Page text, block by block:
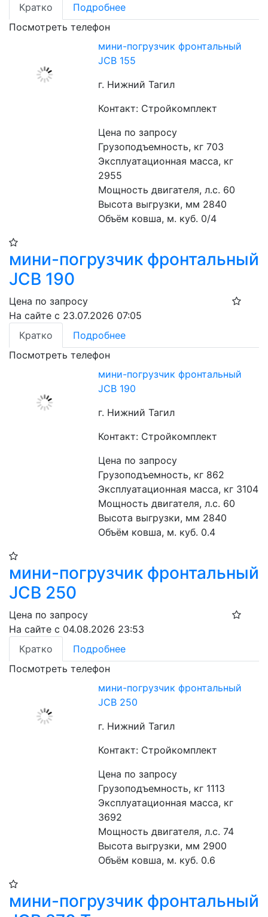
Кратко
Подробнее
Посмотреть телефон
мини-погрузчик фронтальный
JCB 155
г. Нижний Тагил
Контакт: Стройкомплект
Цена по запросу
Грузоподъемность, кг 703
Эксплуатационная масса, кг
2955
Мощность двигателя, л.с. 60
Высота выгрузки, мм 2840
Объём ковша, м. куб. 0/4
мини-погрузчик фронтальный
JCB 190
Цена по запросу
На сайте с 23.07.2026 07:05
Кратко
Подробнее
Посмотреть телефон
мини-погрузчик фронтальный
JCB 190
г. Нижний Тагил
Контакт: Стройкомплект
Цена по запросу
Грузоподъемность, кг 862
Эксплуатационная масса, кг 3104
Мощность двигателя, л.с. 60
Высота выгрузки, мм 2840
Объём ковша, м. куб. 0.4
мини-погрузчик фронтальный
JCB 250
Цена по запросу
На сайте с 04.08.2026 23:53
Кратко
Подробнее
Посмотреть телефон
мини-погрузчик фронтальный
JCB 250
г. Нижний Тагил
Контакт: Стройкомплект
Цена по запросу
Грузоподъемность, кг 1113
Эксплуатационная масса, кг
3692
Мощность двигателя, л.с. 74
Высота выгрузки, мм 2900
Объём ковша, м. куб. 0.6
мини-погрузчик фронтальный